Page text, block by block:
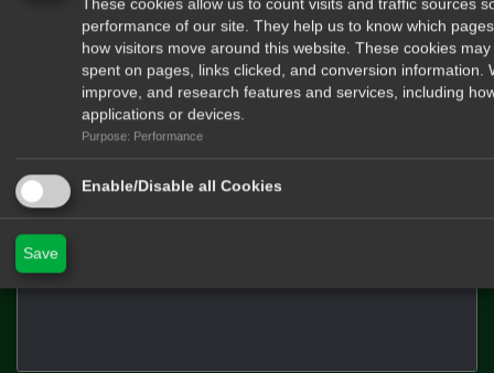
Στείλτε μας μήνυμα
These cookies allow us to count visits and traffic sources
performance of our site. They help us to know which
how visitors move around this website. These cookies
spent on pages, links clicked, and conversion
improve, and research features and services, including
applications or devices.
Purpose: Performance
Enable/Disable all Cookies
Save